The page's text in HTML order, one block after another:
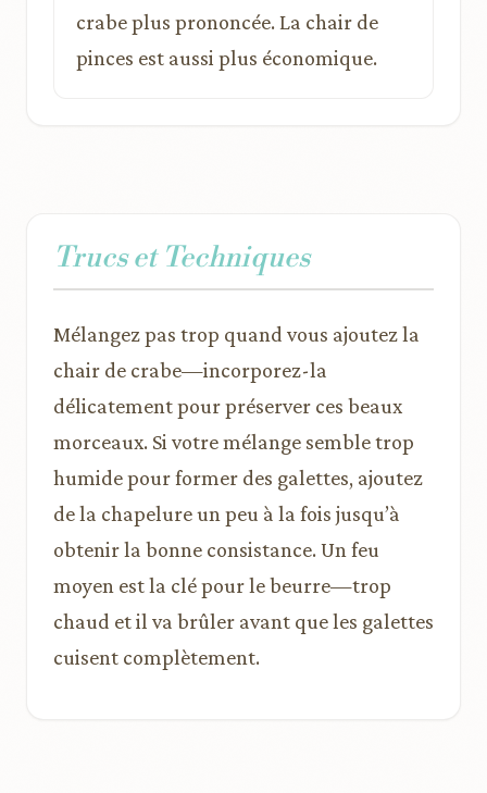
crabe plus prononcée. La chair de
pinces est aussi plus économique.
Trucs et Techniques
Mélangez pas trop quand vous ajoutez la
chair de crabe—incorporez-la
délicatement pour préserver ces beaux
morceaux. Si votre mélange semble trop
humide pour former des galettes, ajoutez
de la chapelure un peu à la fois jusqu’à
obtenir la bonne consistance. Un feu
moyen est la clé pour le beurre—trop
chaud et il va brûler avant que les galettes
cuisent complètement.